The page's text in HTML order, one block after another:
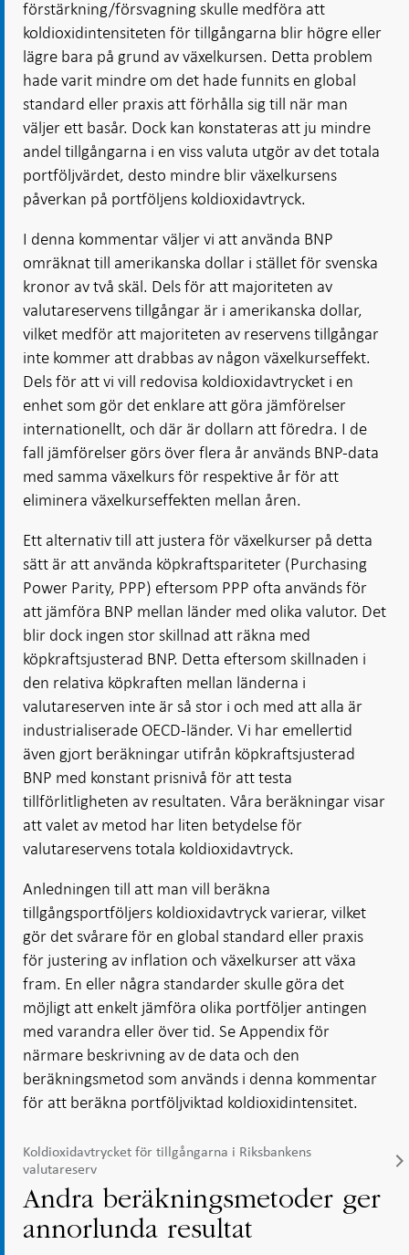
förstärkning/försvagning skulle medföra att
koldioxidintensiteten för tillgångarna blir högre eller
lägre bara på grund av växelkursen. Detta problem
hade varit mindre om det hade funnits en global
standard eller praxis att förhålla sig till när man
väljer ett basår. Dock kan konstateras att ju mindre
andel tillgångarna i en viss valuta utgör av det totala
portföljvärdet, desto mindre blir växelkursens
påverkan på portföljens koldioxidavtryck.
I denna kommentar väljer vi att använda BNP
omräknat till amerikanska dollar i stället för svenska
kronor av två skäl. Dels för att majoriteten av
valutareservens tillgångar är i amerikanska dollar,
vilket medför att majoriteten av reservens tillgångar
inte kommer att drabbas av någon växelkurseffekt.
Dels för att vi vill redovisa koldioxidavtrycket i en
enhet som gör det enklare att göra jämförelser
internationellt, och där är dollarn att föredra. I de
fall jämförelser görs över flera år används BNP-data
med samma växelkurs för respektive år för att
eliminera växelkurseffekten mellan åren.
Ett alternativ till att justera för växelkurser på detta
sätt är att använda köpkraftspariteter (Purchasing
Power Parity, PPP) eftersom PPP ofta används för
att jämföra BNP mellan länder med olika valutor. Det
blir dock ingen stor skillnad att räkna med
köpkraftsjusterad BNP. Detta eftersom skillnaden i
den relativa köpkraften mellan länderna i
valutareserven inte är så stor i och med att alla är
industrialiserade OECD-länder. Vi har emellertid
även gjort beräkningar utifrån köpkraftsjusterad
BNP med konstant prisnivå för att testa
tillförlitligheten av resultaten. Våra beräkningar visar
att valet av metod har liten betydelse för
valutareservens totala koldioxidavtryck.
Anledningen till att man vill beräkna
tillgångsportföljers koldioxidavtryck varierar, vilket
gör det svårare för en global standard eller praxis
för justering av inflation och växelkurser att växa
fram. En eller några standarder skulle göra det
möjligt att enkelt jämföra olika portföljer antingen
med varandra eller över tid. Se Appendix för
närmare beskrivning av de data och den
beräkningsmetod som används i denna kommentar
för att beräkna portföljviktad koldioxidintensitet.
Koldioxidavtrycket för tillgångarna i Riksbankens
valutareserv
Andra beräkningsmetoder ger
annorlunda resultat